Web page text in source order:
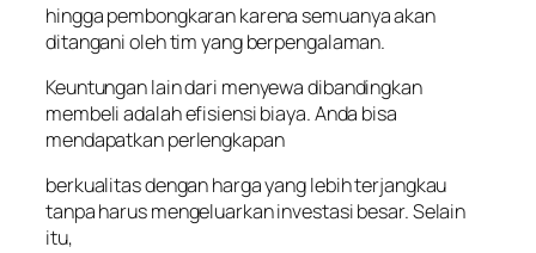
hingga pembongkaran karena semuanya akan
ditangani oleh tim yang berpengalaman.
Keuntungan lain dari menyewa dibandingkan
membeli adalah efisiensi biaya. Anda bisa
mendapatkan perlengkapan
berkualitas dengan harga yang lebih terjangkau
tanpa harus mengeluarkan investasi besar. Selain
itu,